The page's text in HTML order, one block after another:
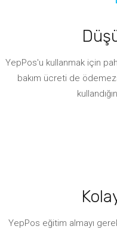
YepPos'u kullanmak için
bakım ücreti de
YepPos eğitim almayı